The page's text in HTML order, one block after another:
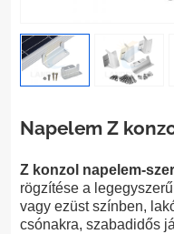
Napelem Z
Z konzol napelem-
rögzítése a
vagy ezüst színben,
csónakra, szabadidős